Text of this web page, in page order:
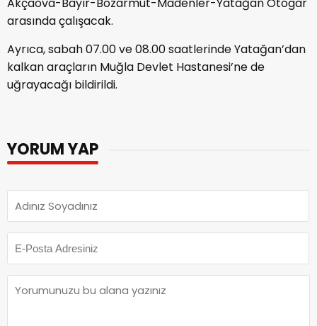
arasında çalışacak.
Ayrıca, sabah 07.00 ve 08.00 saatlerinde Yatağan’dan
kalkan araçların Muğla Devlet Hastanesi’ne de
uğrayacağı bildirildi.
YORUM YAP